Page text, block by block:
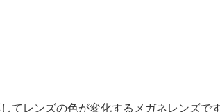
てレンズの色が変化するメガネレンズで